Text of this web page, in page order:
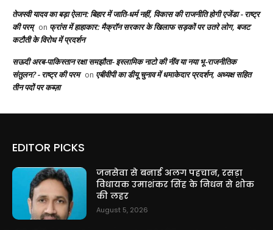
तेजस्वी यादव का बड़ा ऐलान: बिहार में जाति-धर्म नहीं, विकास की राजनीति होगी एजेंडा - राष्ट्र
की परम् on फ्रांस में हाहाकार: मैक्रॉन सरकार के खिलाफ सड़कों पर उतरे लोग, बजट
कटौती के विरोध में प्रदर्शन
सऊदी अरब-पाकिस्तान रक्षा समझौता- इस्लामिक नाटो की नींव या नया भू-राजनीतिक
संतुलन? - राष्ट्र की परम on एबीवीपी का डीयू चुनाव में धमाकेदार प्रदर्शन, अध्यक्ष सहित
तीन पदों पर कब्ज़ा
EDITOR PICKS
जनसेवा से बनाई अलग पहचान, रसड़ा
विधायक उमाशंकर सिंह के निधन से शोक
की लहर
August 5, 2026